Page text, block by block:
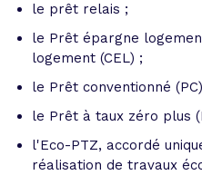
le prêt relais ;
le Prêt épargne
logement (CEL) ;
le Prêt conventionné
le Prêt à taux zéro plus
l'Eco-PTZ, accordé
réalisation de travaux